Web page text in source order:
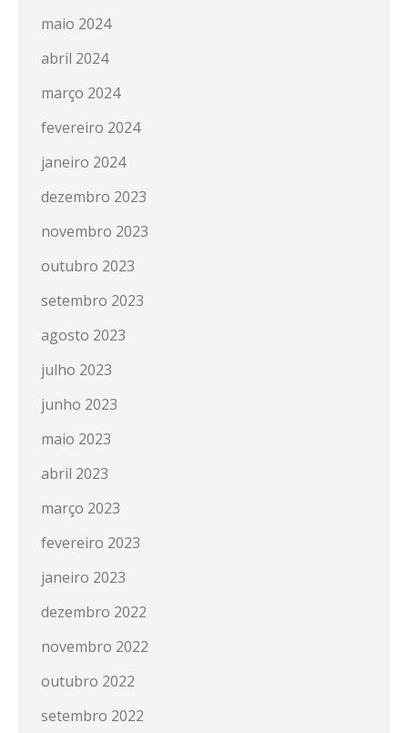
maio 2024
abril 2024
março 2024
fevereiro 2024
janeiro 2024
dezembro 2023
novembro 2023
outubro 2023
setembro 2023
agosto 2023
julho 2023
junho 2023
maio 2023
abril 2023
março 2023
fevereiro 2023
janeiro 2023
dezembro 2022
novembro 2022
outubro 2022
setembro 2022